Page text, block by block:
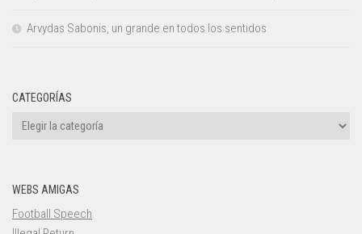
Arvydas Sabonis, un grande en todos los sentidos
CATEGORÍAS
Categorías
WEBS AMIGAS
Football Speech